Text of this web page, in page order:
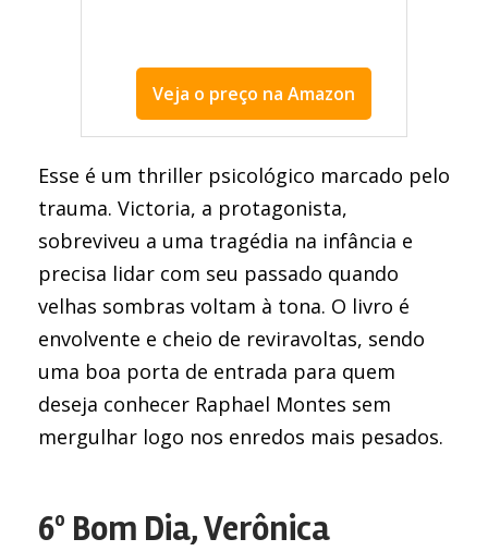
Veja o preço na Amazon
Esse é um thriller psicológico marcado pelo
trauma. Victoria, a protagonista,
sobreviveu a uma tragédia na infância e
precisa lidar com seu passado quando
velhas sombras voltam à tona. O livro é
envolvente e cheio de reviravoltas, sendo
uma boa porta de entrada para quem
deseja conhecer Raphael Montes sem
mergulhar logo nos enredos mais pesados.
6º Bom Dia, Verônica